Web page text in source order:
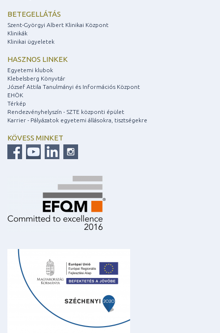
BETEGELLÁTÁS
Szent-Györgyi Albert Klinikai Központ
Klinikák
Klinikai ügyeletek
HASZNOS LINKEK
Egyetemi klubok
Klebelsberg Könyvtár
József Attila Tanulmányi és Információs Központ
EHÖK
Térkép
Rendezvényhelyszín - SZTE központi épület
Karrier - Pályázatok egyetemi állásokra, tisztségekre
KÖVESS MINKET